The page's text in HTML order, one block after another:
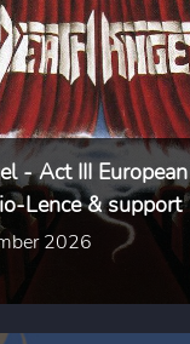
- Act III
Lence & support
2026